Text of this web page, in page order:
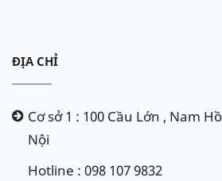
ĐỊA CHỈ
Cơ sở 1 : 100 Cầu Lớn , Nam
Nội
Hotline : 098 107 9832